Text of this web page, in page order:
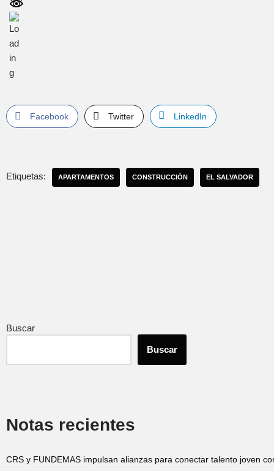
Facebook Twitter LinkedIn
Etiquetas: APARTAMENTOS CONSTRUCCIÓN EL SALVADOR
Buscar
Buscar
Notas recientes
CRS y FUNDEMAS impulsan alianzas para conectar talento joven